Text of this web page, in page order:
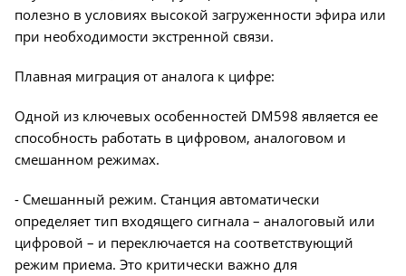
полезно в условиях высокой загруженности эфира или
при необходимости экстренной связи.
Плавная миграция от аналога к цифре:
Одной из ключевых особенностей DM598 является ее
способность работать в цифровом, аналоговом и
смешанном режимах.
- Смешанный режим. Станция автоматически
определяет тип входящего сигнала – аналоговый или
цифровой – и переключается на соответствующий
режим приема. Это критически важно для